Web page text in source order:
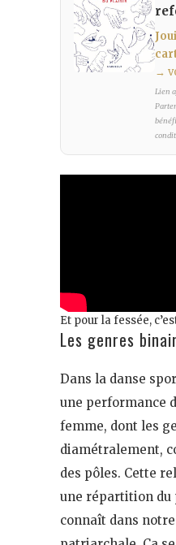
→
Lien
Et pour la fessée,
Les genres
Dans la danse
une performance
femme, dont les
diamétralement,
des pôles. Cette
une répartition du
connaît dans